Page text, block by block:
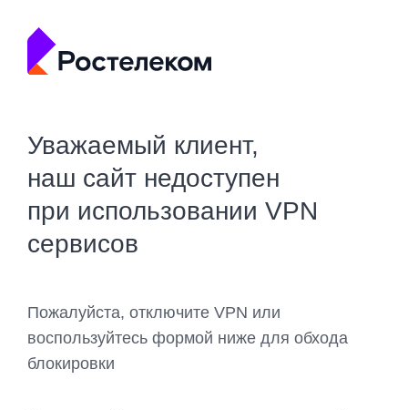
Уважаемый клиент,
наш сайт недоступен
при использовании VPN
сервисов
Пожалуйста, отключите VPN или
воспользуйтесь формой ниже для обхода
блокировки